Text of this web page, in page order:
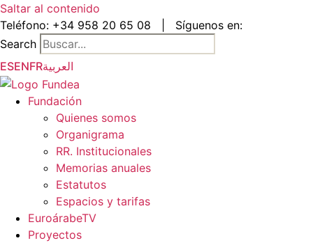
Saltar al contenido
Teléfono: +34 958 20 65 08
Síguenos en:
Search
ESENFRالعربية
Fundación
Quienes somos
Organigrama
RR. Institucionales
Memorias anuales
Estatutos
Espacios y tarifas
EuroárabeTV
Proyectos